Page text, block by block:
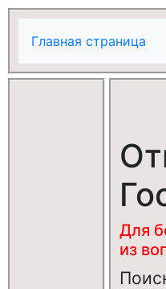
Главная страница
Для
из